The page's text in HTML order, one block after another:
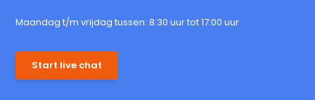
Maandag t/m vrijdag tussen: 8:30 uur tot 17:00 uur
Start live chat